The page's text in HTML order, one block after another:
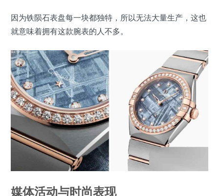
因为铁陨石表盘每一块都独特，所以无法大量生产，这也
就意味着拥有这款腕表的人不多。
媒体活动与时尚表现